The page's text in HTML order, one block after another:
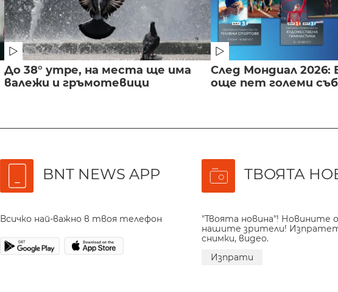
До 38° утре, на места ще има
валежи и гръмотевици
След Мондиал 2026:
още пет големи
BNT NEWS APP
Всичко най-важно в твоя телефон
ТВОЯТА
"Твоята новина"! Новините
нашите зрители!
снимки, видео.
Изпрати